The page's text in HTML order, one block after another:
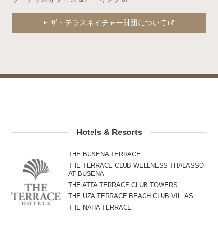
ザ・テラスネイチャー財団について
Hotels & Resorts
THE BUSENA TERRACE
THE TERRACE CLUB WELLNESS THALASSO
AT BUSENA
THE ATTA TERRACE CLUB TOWERS
THE UZA TERRACE BEACH CLUB VILLAS
THE NAHA TERRACE